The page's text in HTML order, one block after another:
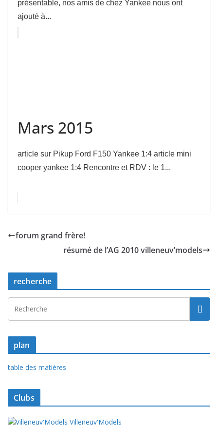
présentable, nos amis de chez Yankee nous ont
ajouté à...
Mars 2015
article sur Pikup Ford F150 Yankee 1:4 article mini
cooper yankee 1:4 Rencontre et RDV : le 1...
forum grand frère!
résumé de l’AG 2010 villeneuv’models
recherche
plan
table des matières
Clubs
Villeneuv'Models